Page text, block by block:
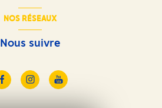
NOS RÉSEAUX
Nous suivre